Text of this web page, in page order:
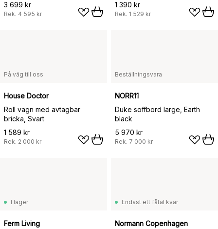
3 699 kr
Rek. 4 595 kr
1 390 kr
Rek. 1 529 kr
På väg till oss
House Doctor
Roll vagn med avtagbar
bricka, Svart
1 589 kr
Rek. 2 000 kr
Beställningsvara
NORR11
Duke soffbord large, Earth
black
5 970 kr
Rek. 7 000 kr
I lager
Ferm Living
Endast ett fåtal kvar
Normann Copenhagen